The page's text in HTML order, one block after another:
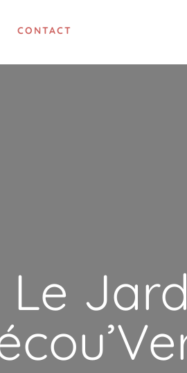
CONTACT
Le